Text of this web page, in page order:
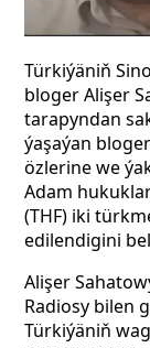
Türkiýäniň
bloger Alişer
tarapyndan
ýaşaýan
özlerine we
Adam
(THF) iki
edilendigini
Alişer
Radiosy bilen
Türkiýäniň